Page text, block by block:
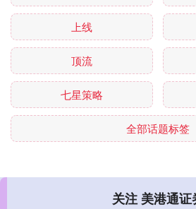
上线
顶流
七星策略
全部话题标签
关注 美港通证